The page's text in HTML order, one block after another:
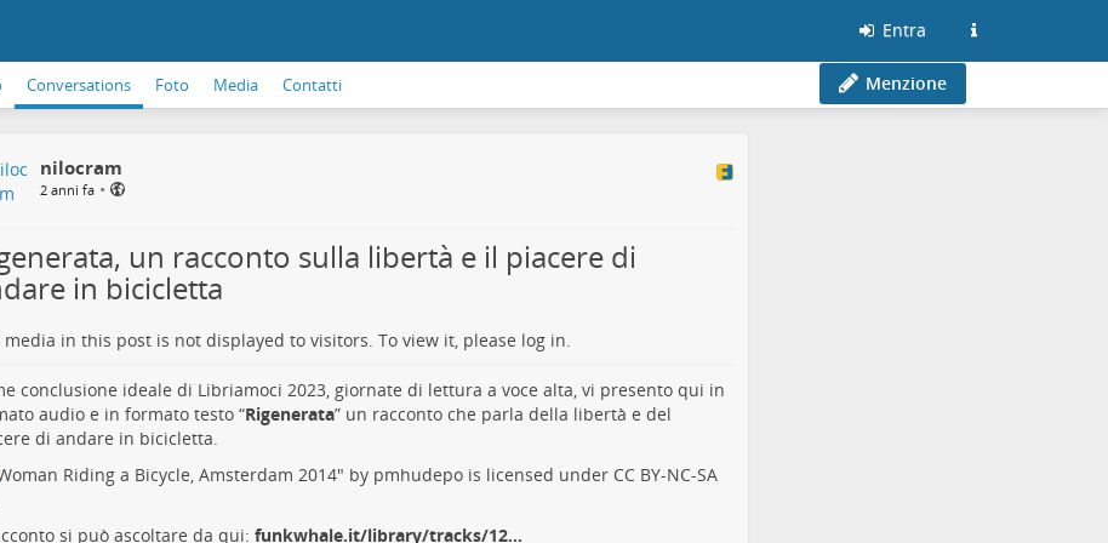
Entra
Conversations Foto Media Contatti Menzione
nilocram
2 anni fa •
un racconto sulla libertà e il piacere di
in bicicletta
media in this post is not displayed to visitors. To view it, please log in.
conclusione ideale di Libriamoci 2023, giornate di lettura a voce alta, vi presento qui in
audio e in formato testo “Rigenerata” un racconto che parla della libertà e del
di andare in bicicletta.
si può ascoltare da qui: funkwhale.it/library/tracks/12…